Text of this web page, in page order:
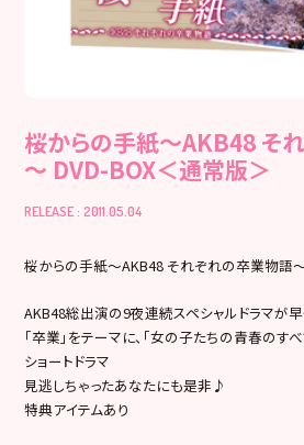
桜からの手紙～AKB48 そ
～ DVD-BOX＜通常版＞
RELEASE : 2011.05.04
桜からの手紙～AKB48 それぞれの卒業物語
AKB48総出演の9夜連続スペシャルドラマが早
「卒業」をテーマに、「女の子たちの青春のす
ショートドラマ
見逃しちゃったあなたにも是非♪
特典アイテムあり